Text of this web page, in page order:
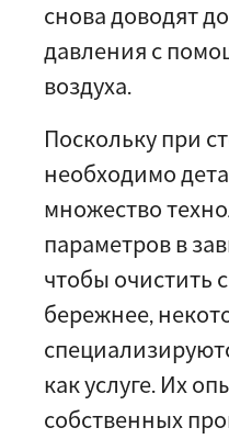
снова доводят
давления с
воздуха.
Поскольку при
необходимо
множество
параметров в
чтобы очистить
бережнее,
как услуге. Их
собственных